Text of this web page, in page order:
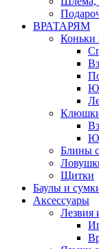
ВРАТАРЯМ
Коньки
Блины
Щитки
Баулы и
Аксессуары
Лезвия